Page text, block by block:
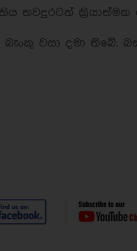
තවදුරටත් ක්‍රියාත්මක
වසා දමා තිබේ.